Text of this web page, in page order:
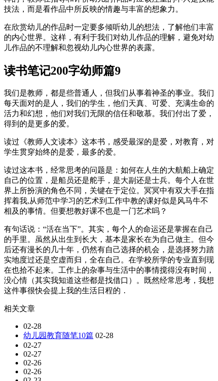
技法，而是看作品中所反映的情趣与丰富的想象力。
在欣赏幼儿的作品时一定要多倾听幼儿的想法，了解他们丰富
的内心世界。这样，有利于我们对幼儿作品的理解，避免对幼
儿作品的不理解和忽视幼儿内心世界的表露。
读书笔记200字幼师篇9
我们是教师，都是些普通人，但我们从事着神圣的事业。我们
每天面对的是人，我们的学生，他们天真、可爱、充满生命的
活力和幻想，他们对我们无限的信任和敬慕。我们付出了爱，
得到的是更多的爱。
读过《教师人文读本》这本书，感受最深的是爱，对教育，对
学生贯穿始终的是爱，最多的爱。
读过这本书，经常思考的问题是：如何在人生的大航船上确定
自己的位置，是船员还是舵手，是大副还是士兵。每个人在世
界上所扮演的角色不同，关键在于定位。冥冥中有双大手在指
挥着我,从师范中学习的艺术到工作中教的课好似是风马牛不
相及的事情。但要想教好课不也是一门艺术吗？
有句话说：“活在当下”。其实，每个人的命运还是掌握在自己
的手里。虽然从出生到长大，基本是家长在为自己做主。但今
后还有漫长的几十年，仍然有自己选择的机会，是选择努力踏
实地度过还是空虚而归，全在自己。在学校所学的专业直到现
在也拾不起来。工作上的杂事与生活中的事情搅得没有时间，
没心情（其实我知道这些都是找借口）。既然经常思考，我想
这件事很快会提上我的生活日程的．
相关文章
02-28
幼儿园教育随笔10篇 02-28
02-27
02-27
02-26
02-26